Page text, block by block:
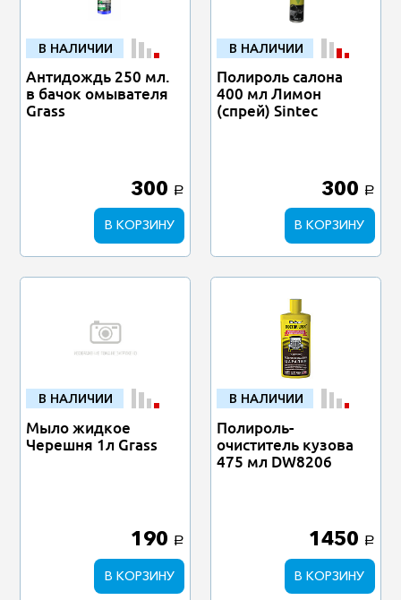
В НАЛИЧИИ
Антидождь 250 мл.
в бачок омывателя
Grass
300 a
В КОРЗИНУ
В НАЛИЧИИ
Полироль салона
400 мл Лимон
(спрей) Sintec
300 a
В КОРЗИНУ
В НАЛИЧИИ
Мыло жидкое
Черешня 1л Grass
190 a
В КОРЗИНУ
В НАЛИЧИИ
Полироль-
очиститель кузова
475 мл DW8206
1450 a
В КОРЗИНУ